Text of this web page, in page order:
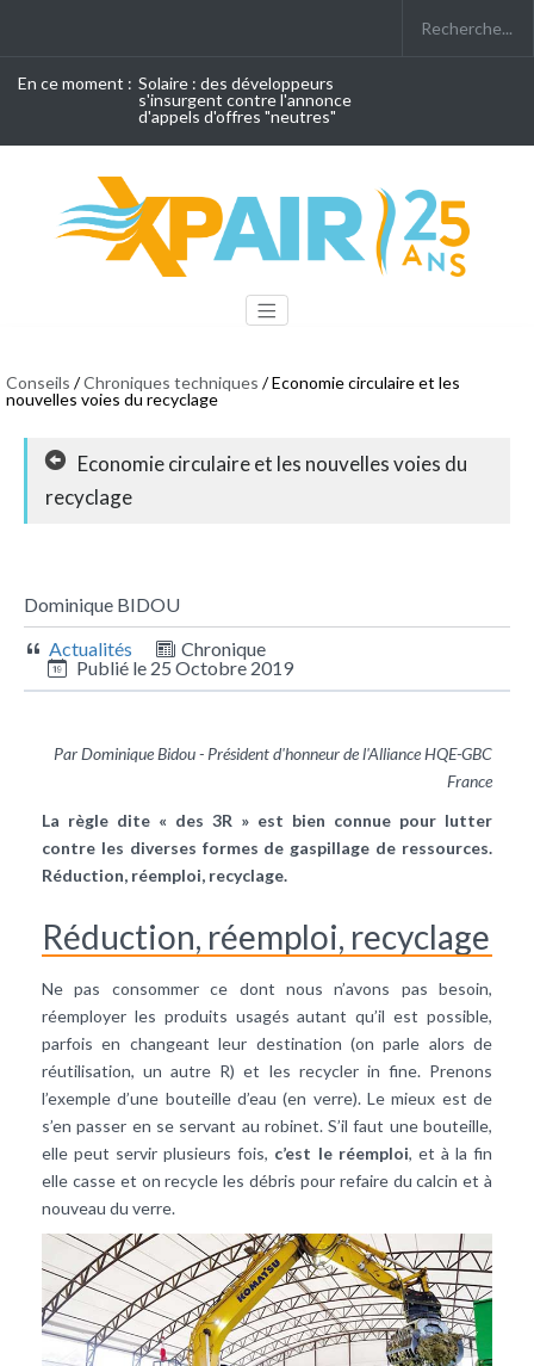
En ce moment : Solaire : des développeurs
s'insurgent contre l'annonce
d'appels d'offres "neutres"
Conseils /Chroniques techniques / Economie circulaire et les
nouvelles voies du recyclage
Economie circulaire et les nouvelles voies du
recyclage
Dominique BIDOU
Actualités
Chronique
Publié le 25 Octobre 2019
Par Dominique Bidou - Président d'honneur de l'Alliance HQE-GBC
France
La règle dite « des 3R » est bien connue pour lutter
contre les diverses formes de gaspillage de ressources.
Réduction, réemploi, recyclage.
Réduction, réemploi, recyclage
Ne pas consommer ce dont nous n’avons pas besoin,
réemployer les produits usagés autant qu’il est possible,
parfois en changeant leur destination (on parle alors de
réutilisation, un autre R) et les recycler in fine. Prenons
l’exemple d’une bouteille d’eau (en verre). Le mieux est de
s’en passer en se servant au robinet. S’il faut une bouteille,
elle peut servir plusieurs fois, c’est le réemploi, et à la fin
elle casse et on recycle les débris pour refaire du calcin et à
nouveau du verre.